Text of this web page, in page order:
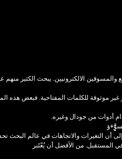
الالكترونيين. يبحث الكثير
موثوقة للكلمات المفتاحية. فبعض هذه
أدوات من جودال وغيره.
لليوتيوب عام 2023، يجب الإشارة إلى أن التغيرات
المستقبل. من الأفضل أن يُعْتََبر